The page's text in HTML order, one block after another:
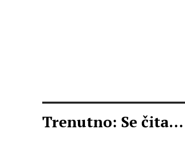
Trenutno: Se čita...